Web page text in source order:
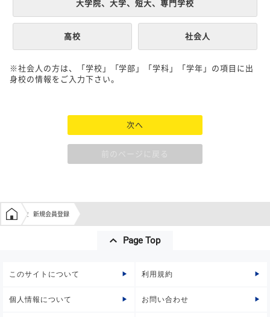
大学院、大学、短大、専門学校
高校 社会人
※社会人の方は、「学校」「学部」「学科」「学年」の項目に出
身校の情報をご入力下さい。
次へ
前のページに戻る
学生の窓口トップ
新規会員登録
Page Top
このサイトについて 利用規約
個人情報について お問い合わせ